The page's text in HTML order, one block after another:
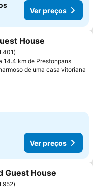
Ver preços
aos favoritos
House
14.4 km de Prestonpans
de uma casa vitoriana
Ver preços
aos favoritos
Guest House